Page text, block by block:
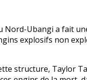
Nord-Ubangi a fait
explosifs non
structure, Taylor